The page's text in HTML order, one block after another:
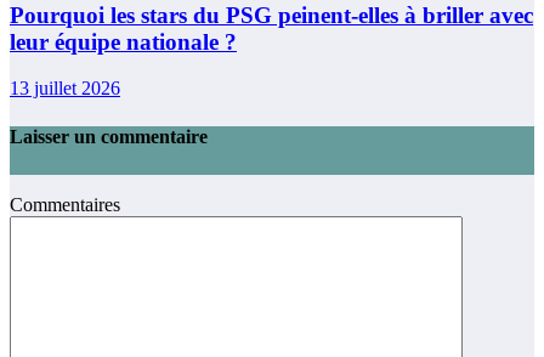
Pourquoi les stars du PSG peinent-elles à briller avec
leur équipe nationale ?
13 juillet 2026
Laisser un commentaire
Commentaires